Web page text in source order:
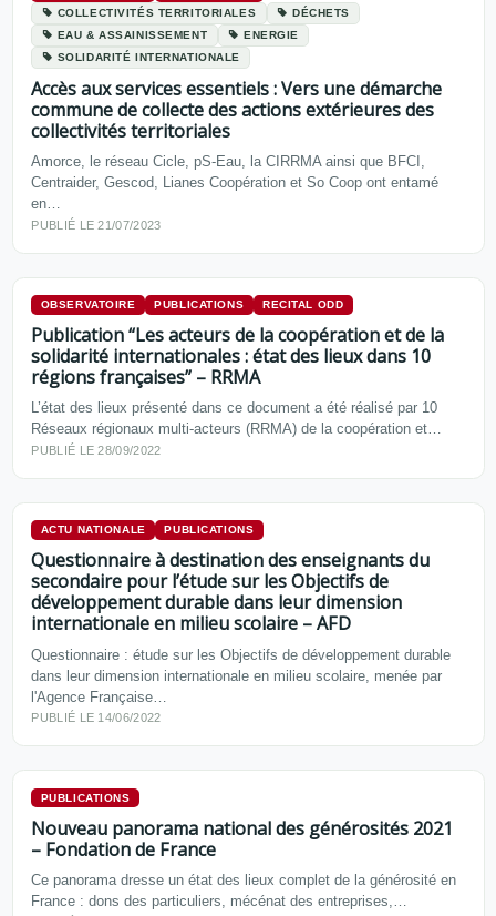
COLLECTIVITÉS TERRITORIALES
DÉCHETS
EAU & ASSAINISSEMENT
ENERGIE
SOLIDARITÉ INTERNATIONALE
Accès aux services essentiels : Vers une démarche
commune de collecte des actions extérieures des
collectivités territoriales
Amorce, le réseau Cicle, pS-Eau, la CIRRMA ainsi que BFCI,
Centraider, Gescod, Lianes Coopération et So Coop ont entamé
en…
PUBLIÉ LE 21/07/2023
OBSERVATOIRE PUBLICATIONS RECITAL ODD
Publication “Les acteurs de la coopération et de la
solidarité internationales : état des lieux dans 10
régions françaises” – RRMA
L’état des lieux présenté dans ce document a été réalisé par 10
Réseaux régionaux multi-acteurs (RRMA) de la coopération et…
PUBLIÉ LE 28/09/2022
ACTU NATIONALE PUBLICATIONS
Questionnaire à destination des enseignants du
secondaire pour l’étude sur les Objectifs de
développement durable dans leur dimension
internationale en milieu scolaire – AFD
Questionnaire : étude sur les Objectifs de développement durable
dans leur dimension internationale en milieu scolaire, menée par
l'Agence Française…
PUBLIÉ LE 14/06/2022
PUBLICATIONS
Nouveau panorama national des générosités 2021
– Fondation de France
Ce panorama dresse un état des lieux complet de la générosité en
France : dons des particuliers, mécénat des entreprises,…